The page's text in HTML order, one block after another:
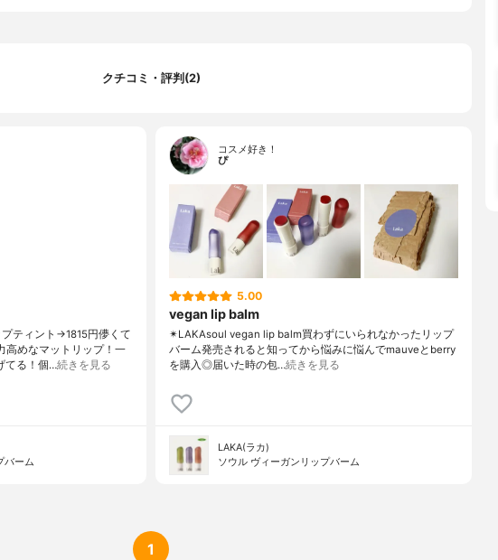
クチコミ・評判(2)
ティント→1815円儚くて
高めなマットリップ！一
てる！個…続きを見る
バーム
コスメ好き！
ぴ
5.00
vegan lip balm
✴︎LAKAsoul vegan lip balm買わずにいられなかったリップ
バーム発売されると知ってから悩みに悩んでmauveとberry
を購入◎届いた時の包…続きを見る
LAKA(ラカ)
ソウル ヴィーガンリップバーム
1